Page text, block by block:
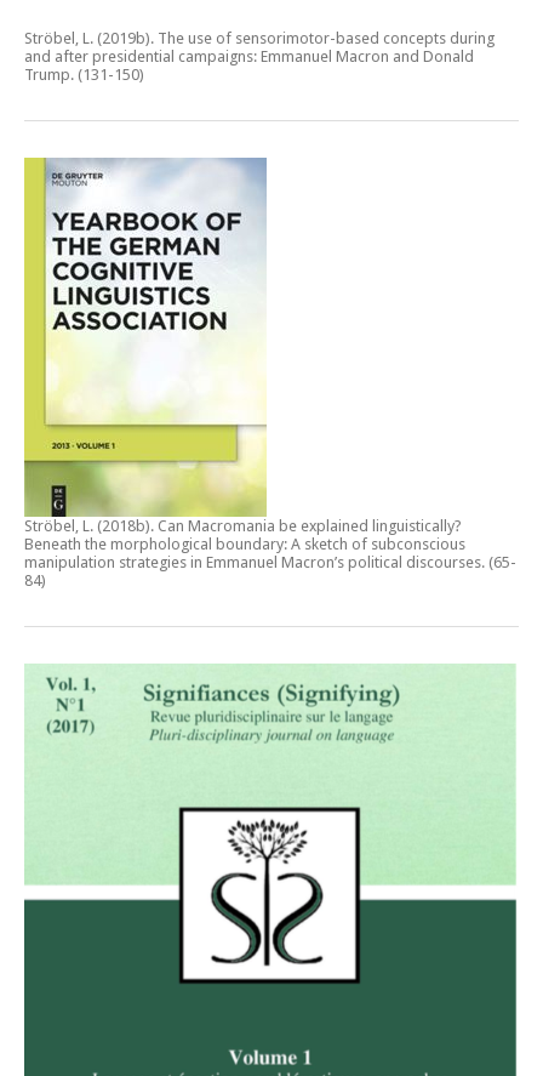
Ströbel, L. (2019b). The use of sensorimotor-based concepts during
and after presidential campaigns: Emmanuel Macron and Donald
Trump. (131-150)
Ströbel, L. (2018b). Can Macromania be explained linguistically?
Beneath the morphological boundary: A sketch of subconscious
manipulation strategies in Emmanuel Macron’s political discourses. (65-
84)